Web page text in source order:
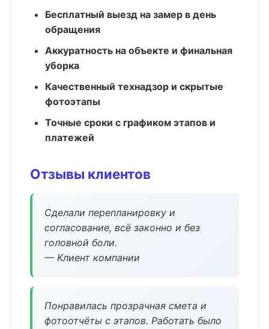
Бесплатный выезд на замер в день
обращения
Аккуратность на объекте и финальная
уборка
Качественный технадзор и скрытые
фотоэтапы
Точные сроки с графиком этапов и
платежей
Отзывы клиентов
Сделали перепланировку и
согласование, всё законно и без
головной боли.
— Клиент компании
Понравилась прозрачная смета и
фотоотчёты с этапов. Работать было